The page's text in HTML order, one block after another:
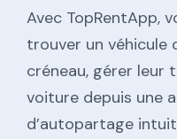
Avec TopRentApp,
trouver un véhicule
créneau, gérer leur
voiture depuis une
d’autopartage